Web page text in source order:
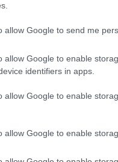
allow Google to send me
allow Google to enable
identifiers in apps.
allow Google to enable
allow Google to enable
a
Ha gazdaságtudományi
érdekel a mérlegképes
lehetőségek